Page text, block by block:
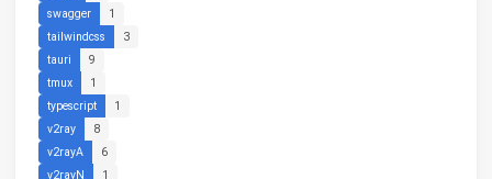
swagger
1
tailwindcss
3
tauri
9
tmux
1
typescript
1
v2ray
8
v2rayA
6
v2rayN
1